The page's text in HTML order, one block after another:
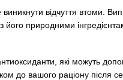
відчуття втоми.
його природними
які можуть
до вашого раціону після